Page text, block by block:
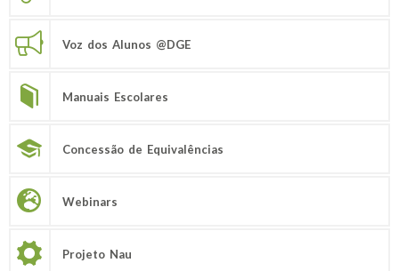
Voz dos Alunos @DGE
Manuais Escolares
Concessão de Equivalências
Webinars
Projeto Nau